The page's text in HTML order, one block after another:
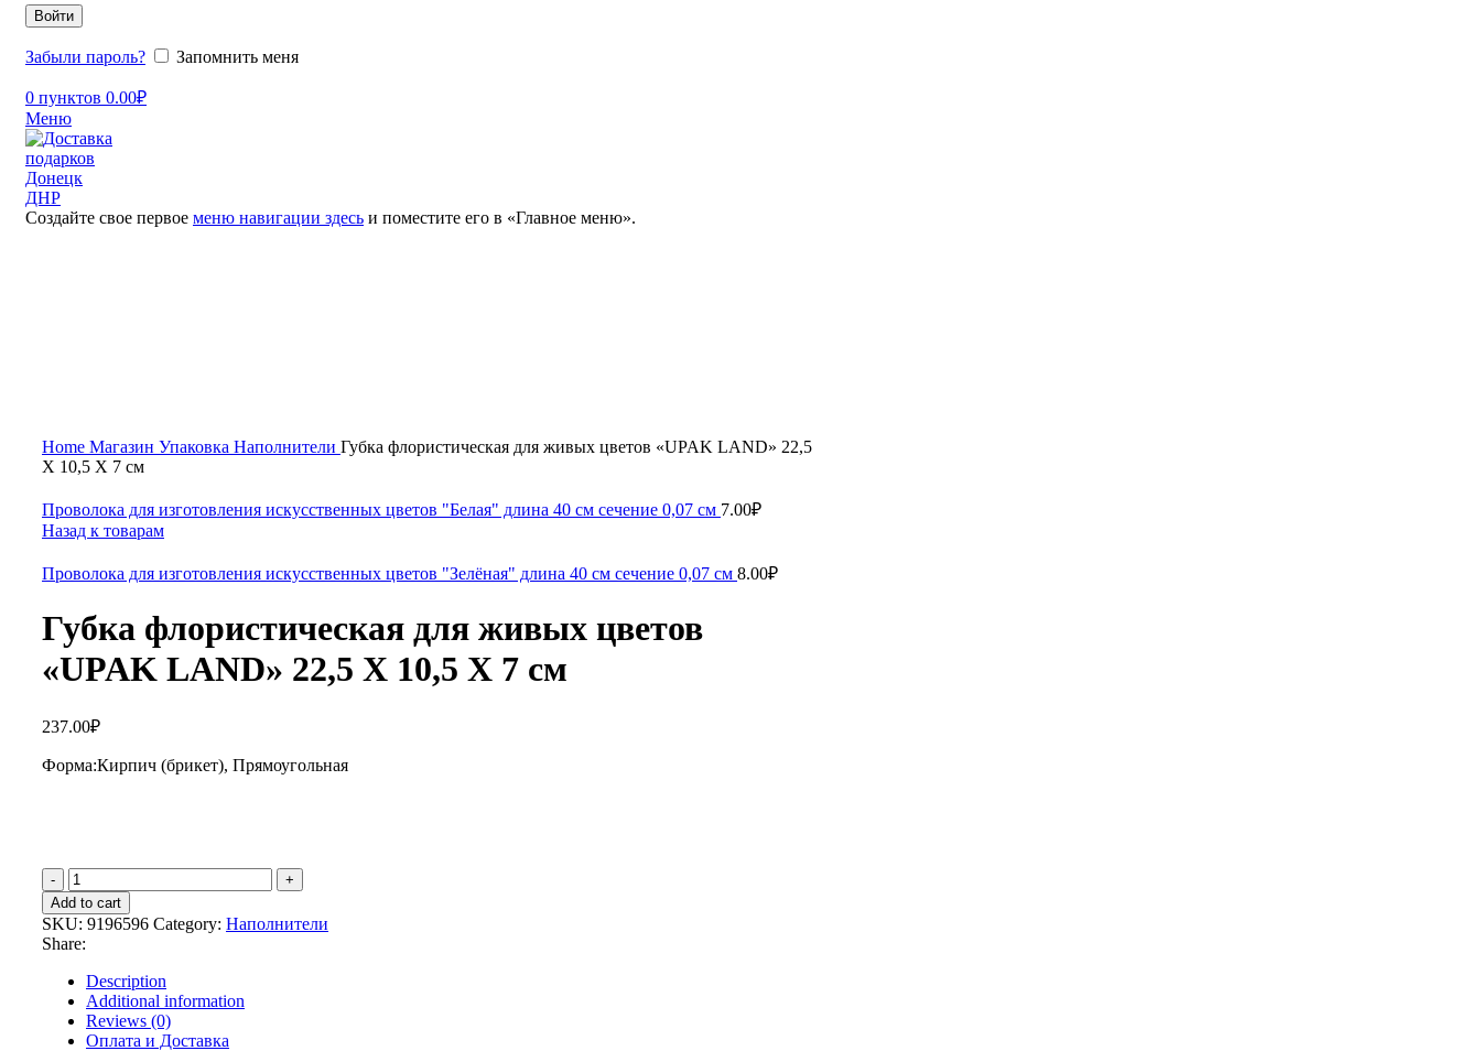
Войти
Забыли пароль? Запомнить меня
0 пунктов 0.00₽
Меню
Создайте свое первое меню навигации здесь и поместите его в «Главное меню».
Home Магазин Упаковка Наполнители Губка флористическая для живых цветов «UPAK LAND» 22,5
Х 10,5 Х 7 см
Проволока для изготовления искусственных цветов "Белая" длина 40 см сечение 0,07 см 7.00₽
Назад к товарам
Проволока для изготовления искусственных цветов "Зелёная" длина 40 см сечение 0,07 см 8.00₽
Губка флористическая для живых цветов
«UPAK LAND» 22,5 Х 10,5 Х 7 см
237.00₽
Форма:Кирпич (брикет), Прямоугольная
Add to cart
SKU: 9196596 Category: Наполнители
Share:
Description
Additional information
Reviews (0)
Оплата и Доставка